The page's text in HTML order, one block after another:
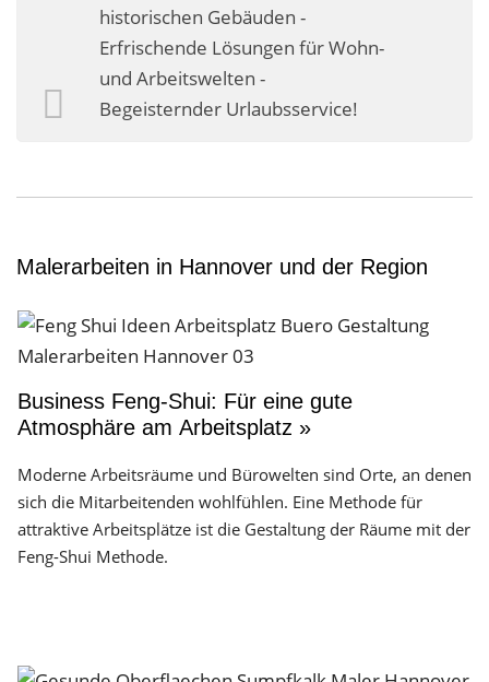
Entspannter Urlaubsservice
Business-Lösungen
Premium-Lösungen
Heyse Lifestyle
Navigation schließen
historischen Gebäuden -
Erfrischende Lösungen für Wohn-
und Arbeitswelten -
Begeisternder Urlaubsservice!
Malerarbeiten in Hannover und der Region
Business Feng-Shui: Für eine gute
Atmosphäre am Arbeitsplatz »
Moderne Arbeitsräume und Bürowelten sind Orte, an denen
sich die Mitarbeitenden wohlfühlen. Eine Methode für
attraktive Arbeitsplätze ist die Gestaltung der Räume mit der
Feng-Shui Methode.